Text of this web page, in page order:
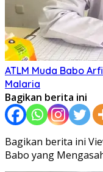
ATLM Muda Babo
Malaria
Bagikan berita ini
Bagikan berita ini
Babo yang